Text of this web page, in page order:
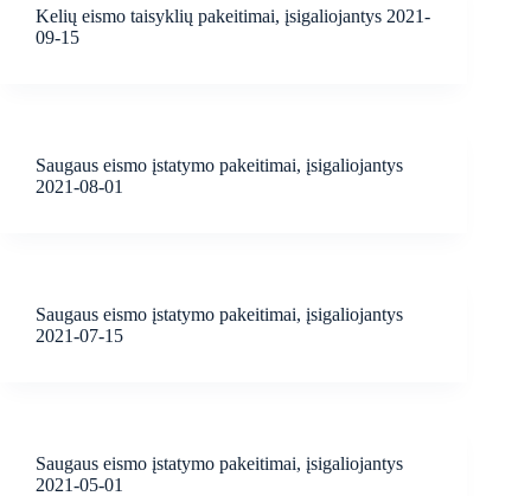
Kelių eismo taisyklių pakeitimai, įsigaliojantys 2021-
09-15
Saugaus eismo įstatymo pakeitimai, įsigaliojantys
2021-08-01
Saugaus eismo įstatymo pakeitimai, įsigaliojantys
2021-07-15
Saugaus eismo įstatymo pakeitimai, įsigaliojantys
2021-05-01